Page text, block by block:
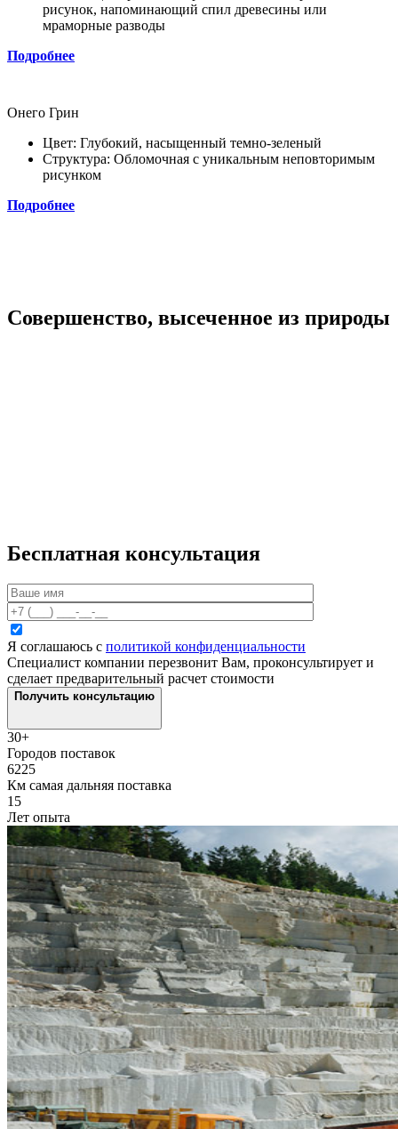
рисунок, напоминающий спил древесины или
мраморные разводы
Подробнее
Онего Грин
Цвет: Глубокий, насыщенный темно-зеленый
Структура: Обломочная с уникальным неповторимым
рисунком
Подробнее
Совершенство, высеченное из природы
Бесплатная консультация
Я соглашаюсь с политикой конфиденциальности
Специалист компании перезвонит Вам, проконсультирует и
сделает предварительный расчет стоимости
Получить консультацию
30+
Городов поставок
6225
Км самая дальняя поставка
15
Лет опыта